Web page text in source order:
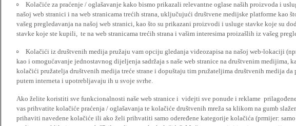
Kolačiće za praćenje / oglašavanje kako bismo prikazali relevantne oglase naših proizvoda i
našoj web stranici i na web stranicama trećih strana, uključujući društvene medijske platforme kao
vašeg pregledavanja na našoj web stranici, kao što su prikazani proizvodi i usluge stavke koje su
stavke koje ste kupili, te na web stranicama trećih strana i vašim interesima proizašlih iz vašeg
Kolačići iz društvenih medija pružaju vam opciju gledanja videozapisa na našoj web-lokaciji
kao i omogućavanje jednostavnog dijeljenja sadržaja s naše web stranice na društvenim medijima,
kolačići pružatelja društvenih medija treće strane i dopuštaju tim pružateljima društvenih medija da
putem interneta i upotrebljavaju ih u svoje svrhe.
Ako želite koristiti sve funkcionalnosti naše web stranice i videjti sve ponude i reklame
vas prihvatite kolačiće praćenja / oglašavanja te kolačiće društvenih mreža sa klikom na gumb
prihaviti navedene kolačiće ili ako želi prihvatiti samo odeređene kategorije kolačića (prmijer: